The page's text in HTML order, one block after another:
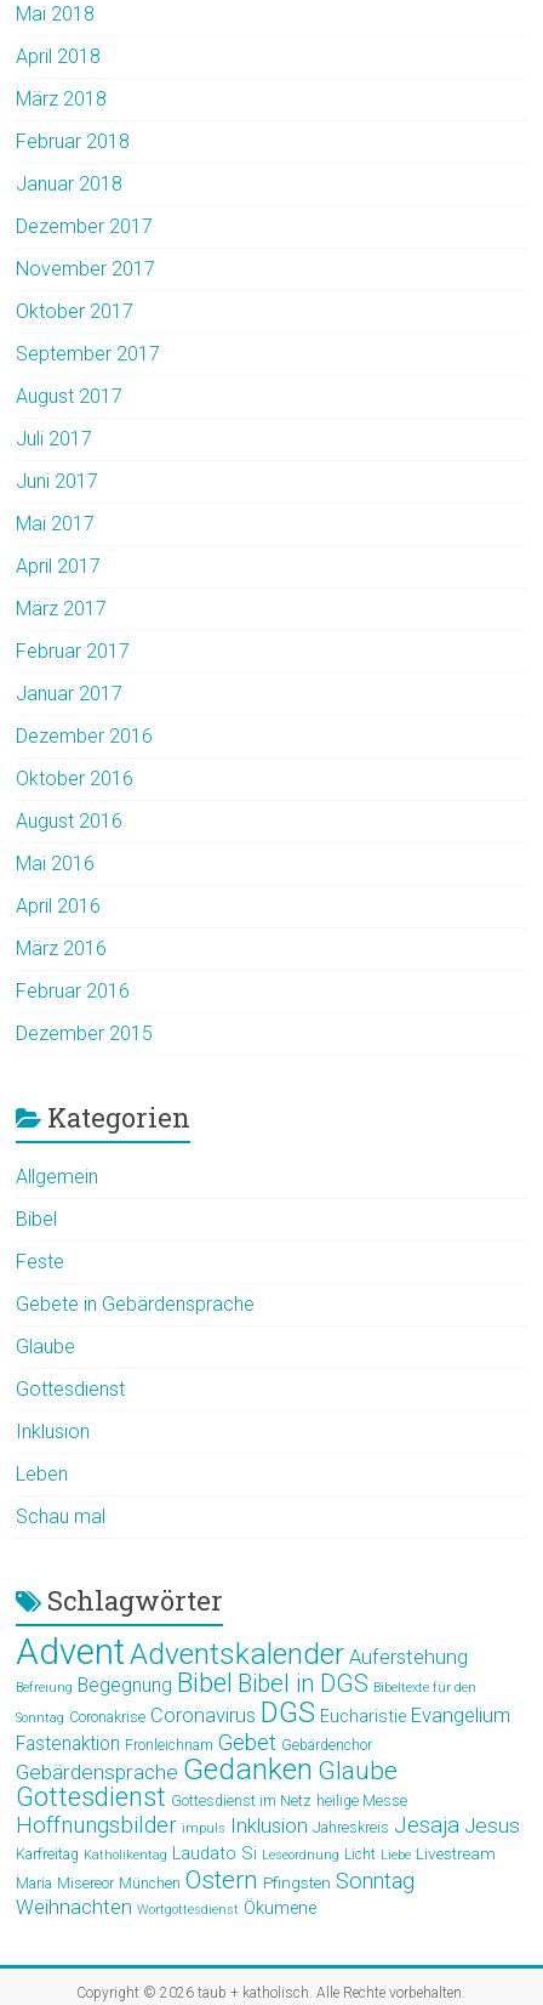
Mai 2018
April 2018
März 2018
Februar 2018
Januar 2018
Dezember 2017
November 2017
Oktober 2017
September 2017
August 2017
Juli 2017
Juni 2017
Mai 2017
April 2017
März 2017
Februar 2017
Januar 2017
Dezember 2016
Oktober 2016
August 2016
Mai 2016
April 2016
März 2016
Februar 2016
Dezember 2015
Kategorien
Allgemein
Bibel
Feste
Gebete in Gebärdensprache
Glaube
Gottesdienst
Inklusion
Leben
Schau mal
Schlagwörter
AdventAdventskalender Auferstehung
Befreiung Begegnung Bibel Bibel in DGS Bibeltexte für den
Sonntag Coronakrise Coronavirus DGS Eucharistie Evangelium
Fastenaktion Fronleichnam Gebet Gebärdenchor
Gebärdensprache Gedanken Glaube
Gottesdienst Gottesdienst im Netz heilige Messe
Hoffnungsbilder impuls Inklusion Jahreskreis Jesaja Jesus
Karfreitag Katholikentag Laudato Si Leseordnung Licht Liebe Livestream
Maria Misereor München Ostern Pfingsten Sonntag
Weihnachten Wortgottesdienst Ökumene
Copyright © 2026taub + katholisch. Alle Rechte vorbehalten.